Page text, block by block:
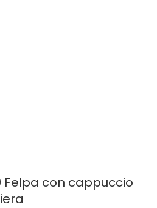
Felpa con cappuccio